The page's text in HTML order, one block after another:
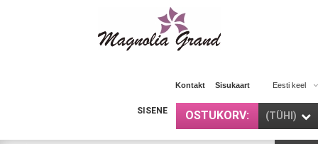
Eesti keel
Kontakt Sisukaart
OSTUKORV: (TÜHI)
SISENE